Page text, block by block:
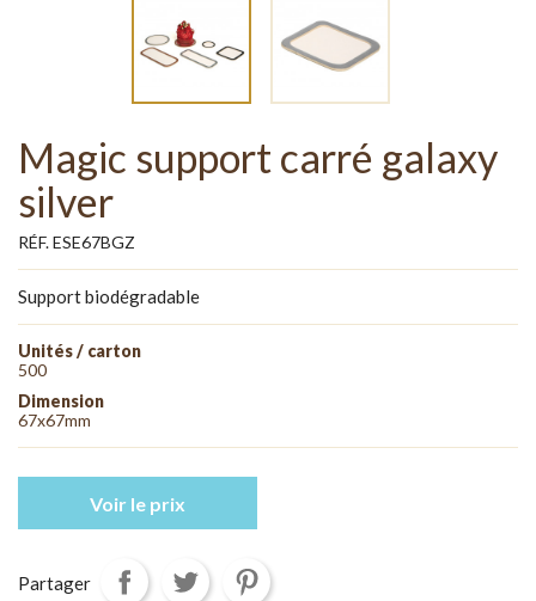
Magic support carré galaxy
silver
RÉF. ESE67BGZ
Support biodégradable
Unités / carton
500
Dimension
67x67mm
Voir le prix
Partager